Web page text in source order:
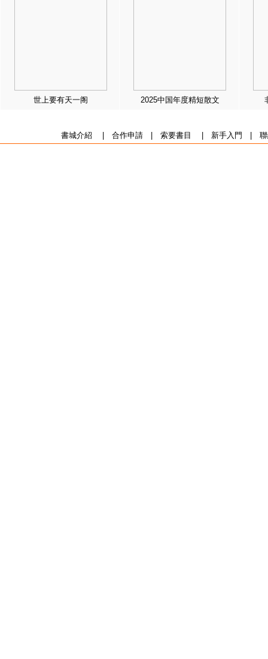
世上要有天一阁 2025中国年度精短散文
書城介紹 合作申請| 索要書目 新手入門